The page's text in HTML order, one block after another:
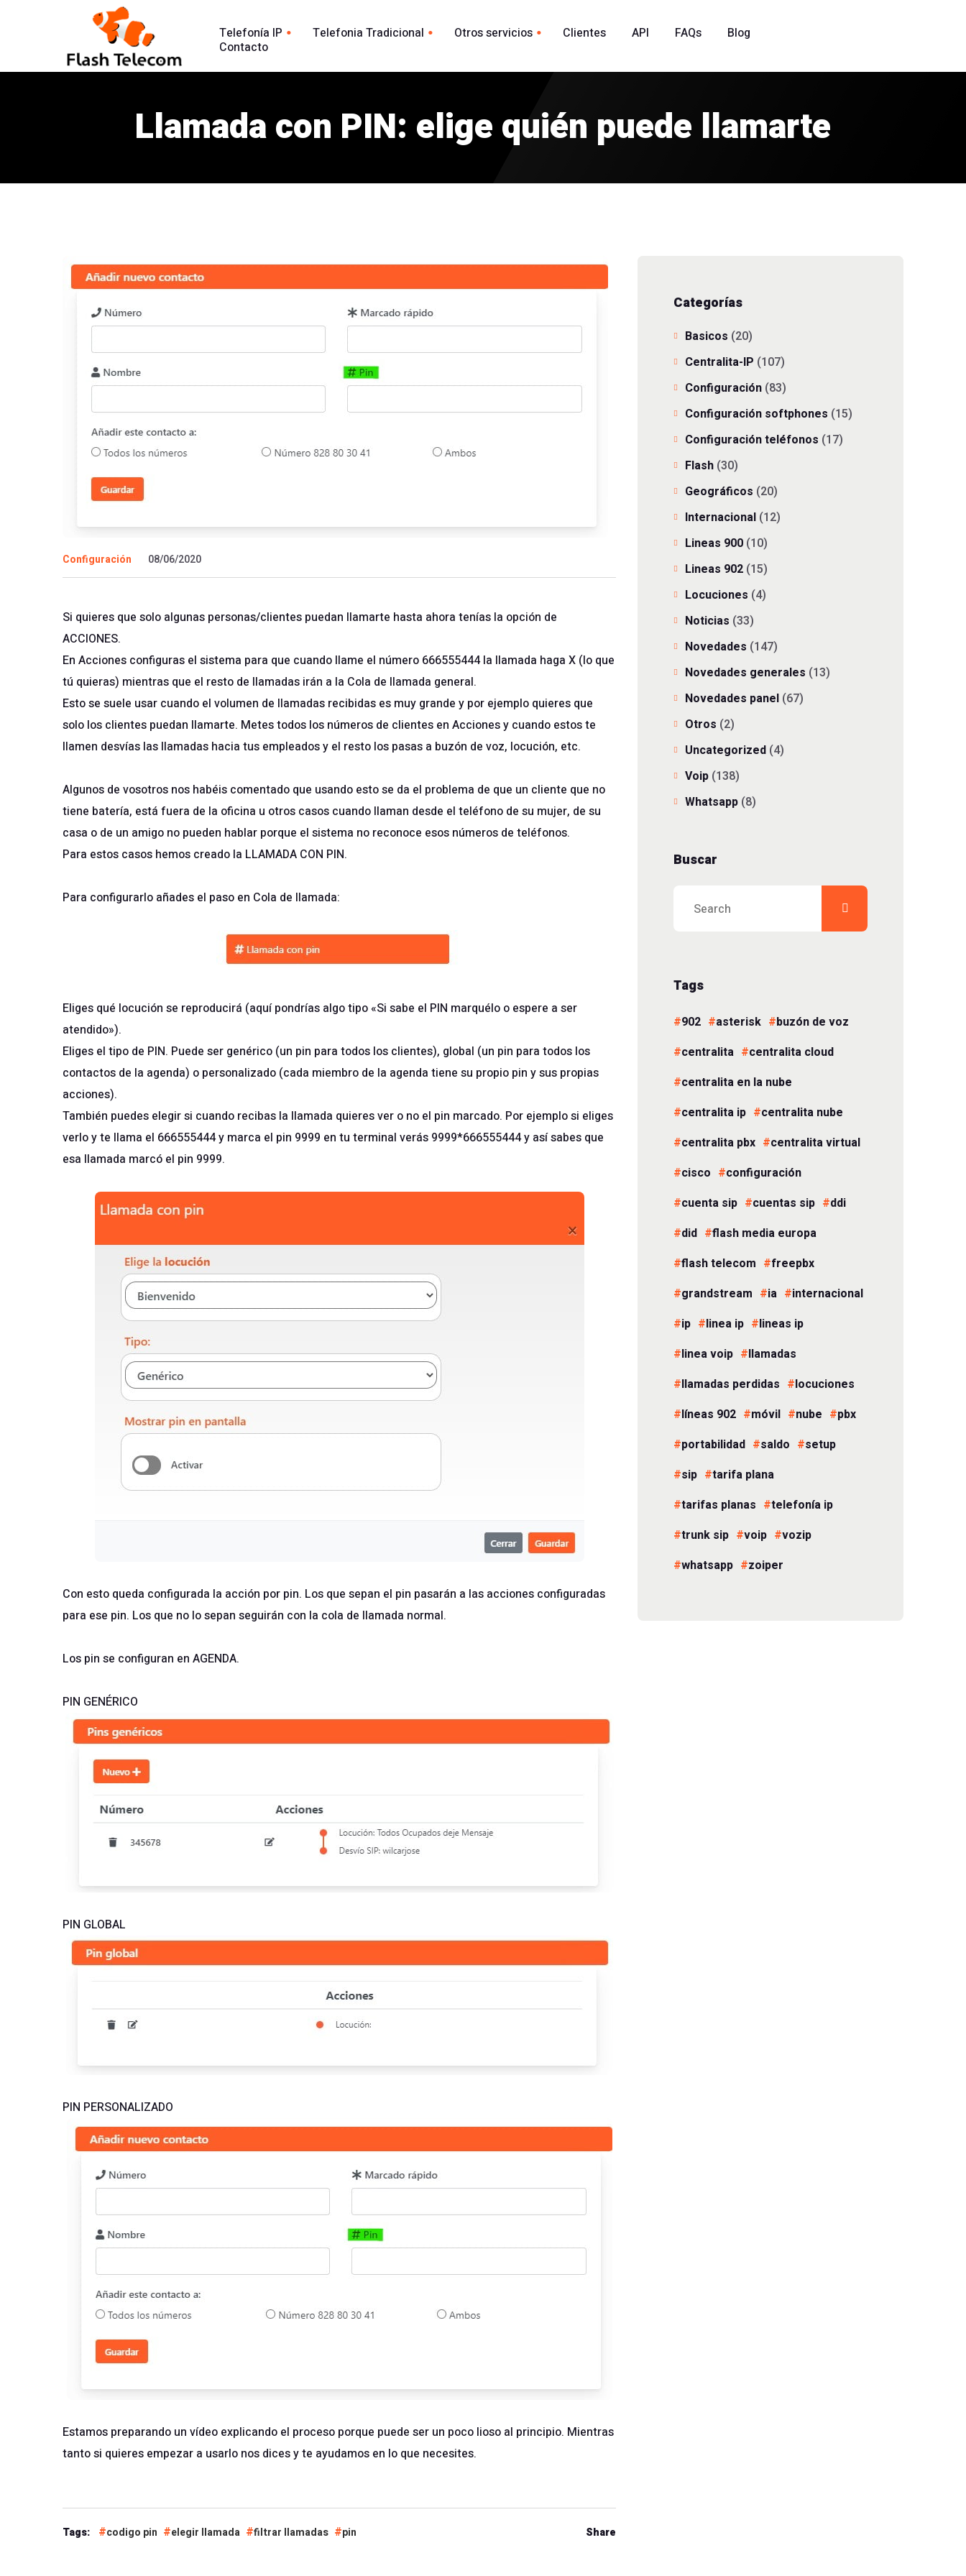
Telefonía IP
Centralita Virtual
SIP Trunk
Telefonia Tradicional
Análisis Llamadas
Línea 900
Otros servicios
Envio Whatsapp por API
Agente Conversacional AI
Clientes API FAQs
Blog
Contacto
Llamada con PIN: elige quién puede llamarte
Configuración 08/06/2020
Si quieres que solo algunas personas/clientes puedan llamarte hasta ahora tenías la opción de
ACCIONES.
En Acciones configuras el sistema para que cuando llame el número 666555444 la llamada haga X (lo que
tú quieras) mientras que el resto de llamadas irán a la Cola de llamada general.
Esto se suele usar cuando el volumen de llamadas recibidas es muy grande y por ejemplo quieres que
solo los clientes puedan llamarte. Metes todos los números de clientes en Acciones y cuando estos te
llamen desvías las llamadas hacia tus empleados y el resto los pasas a buzón de voz, locución, etc.
Algunos de vosotros nos habéis comentado que usando esto se da el problema de que un cliente que no
tiene batería, está fuera de la oficina u otros casos cuando llaman desde el teléfono de su mujer, de su
casa o de un amigo no pueden hablar porque el sistema no reconoce esos números de teléfonos.
Para estos casos hemos creado la LLAMADA CON PIN.
Para configurarlo añades el paso en Cola de llamada:
Eliges qué locución se reproducirá (aquí pondrías algo tipo «Si sabe el PIN marquélo o espere a ser
atendido»).
Eliges el tipo de PIN. Puede ser genérico (un pin para todos los clientes), global (un pin para todos los
contactos de la agenda) o personalizado (cada miembro de la agenda tiene su propio pin y sus propias
acciones).
También puedes elegir si cuando recibas la llamada quieres ver o no el pin marcado. Por ejemplo si eliges
verlo y te llama el 666555444 y marca el pin 9999 en tu terminal verás 9999*666555444 y así sabes que
esa llamada marcó el pin 9999.
Con esto queda configurada la acción por pin. Los que sepan el pin pasarán a las acciones configuradas
para ese pin. Los que no lo sepan seguirán con la cola de llamada normal.
Los pin se configuran en AGENDA.
PIN GENÉRICO
PIN GLOBAL
PIN PERSONALIZADO
Estamos preparando un vídeo explicando el proceso porque puede ser un poco lioso al principio. Mientras
tanto si quieres empezar a usarlo nos dices y te ayudamos en lo que necesites.
Tags: codigo pin elegir llamada filtrar llamadas pin Share
Categorías
Basicos (20)
Centralita-IP (107)
Configuración (83)
Configuración softphones (15)
Configuración teléfonos (17)
Flash (30)
Geográficos (20)
Internacional (12)
Lineas 900 (10)
Lineas 902 (15)
Locuciones (4)
Noticias (33)
Novedades (147)
Novedades generales (13)
Novedades panel (67)
Otros (2)
Uncategorized (4)
Voip (138)
Whatsapp (8)
Buscar
Tags
902 asterisk
buzón de voz
centralita
centralita cloud
centralita en la nube
centralita ip
centralita nube
centralita pbx
centralita virtual
cisco
configuración
cuenta sip
cuentas sip
ddi
did
flash media europa
flash telecom
freepbx
grandstream
ia
internacional
ip
linea ip
lineas ip
linea voip
llamadas
llamadas perdidas
locuciones
líneas 902
móvil nube
pbx
portabilidad
saldo
setup
sip
tarifa plana
tarifas planas
telefonía ip
trunk sip
voip
vozip
whatsapp
zoiper